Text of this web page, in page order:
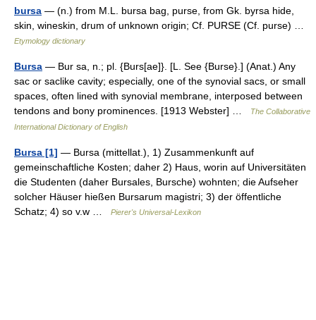
bursa — (n.) from M.L. bursa bag, purse, from Gk. byrsa hide,
skin, wineskin, drum of unknown origin; Cf. PURSE (Cf. purse) …
Etymology dictionary
Bursa — Bur sa, n.; pl. {Burs[ae]}. [L. See {Burse}.] (Anat.) Any
sac or saclike cavity; especially, one of the synovial sacs, or small
spaces, often lined with synovial membrane, interposed between
tendons and bony prominences. [1913 Webster] …
The Collaborative
International Dictionary of English
Bursa [1] — Bursa (mittellat.), 1) Zusammenkunft auf
gemeinschaftliche Kosten; daher 2) Haus, worin auf Universitäten
die Studenten (daher Bursales, Bursche) wohnten; die Aufseher
solcher Häuser hießen Bursarum magistri; 3) der öffentliche
Schatz; 4) so v.w …
Pierer's Universal-Lexikon